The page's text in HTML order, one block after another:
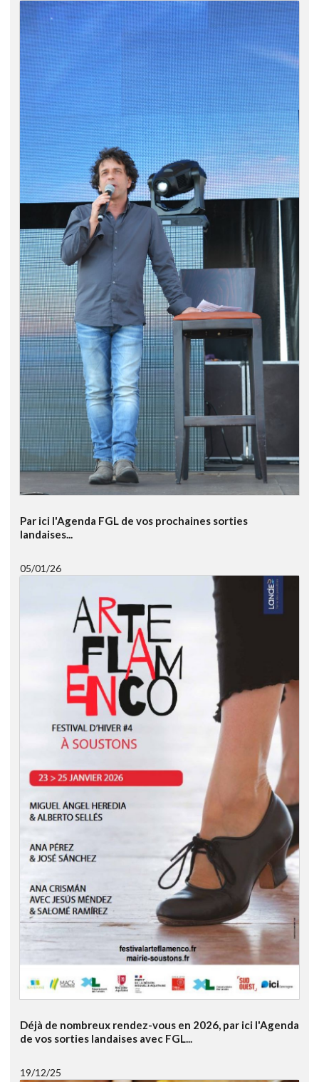
Par ici l'Agenda FGL de vos prochaines sorties
landaises...
05/01/26
Déjà de nombreux rendez-vous en 2026, par ici l'Agenda
de vos sorties landaises avec FGL...
19/12/25